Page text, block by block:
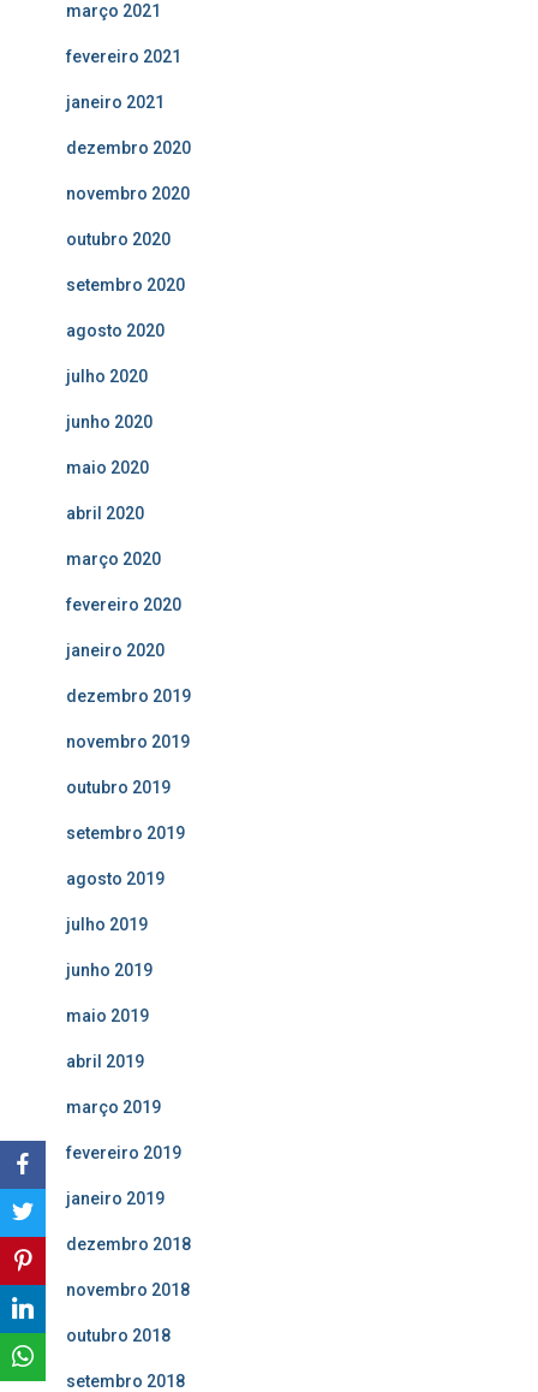
março 2021
fevereiro 2021
janeiro 2021
dezembro 2020
novembro 2020
outubro 2020
setembro 2020
agosto 2020
julho 2020
junho 2020
maio 2020
abril 2020
março 2020
fevereiro 2020
janeiro 2020
dezembro 2019
novembro 2019
outubro 2019
setembro 2019
agosto 2019
julho 2019
junho 2019
maio 2019
abril 2019
março 2019
fevereiro 2019
janeiro 2019
dezembro 2018
novembro 2018
outubro 2018
setembro 2018